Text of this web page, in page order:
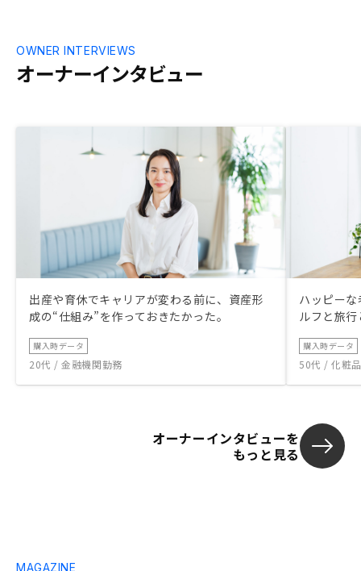
オーナーインタビュー
OWNER INTERVIEWS
出産や育休でキャリアが変わる前に、資産形
成の“仕組み”を作っておきたかった。
購入時データ
20代 / 金融機関勤務
ハッピー
ルフと旅
購入時データ
50代 / 化粧
オーナーインタビューを
もっと見る
MAGAZINE